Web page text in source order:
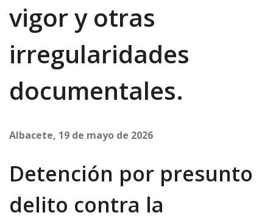
vigor y otras
irregularidades
documentales.
Albacete, 19 de mayo de 2026
Detención por presunto
delito contra la